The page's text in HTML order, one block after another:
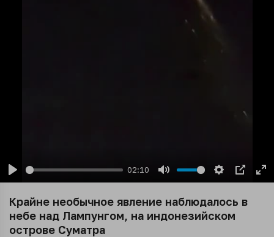
Play
02:10
Mute Settings
PIP
Крайне необычное явление наблюдалось в
небе над Лампунгом, на индонезийском
острове Суматра